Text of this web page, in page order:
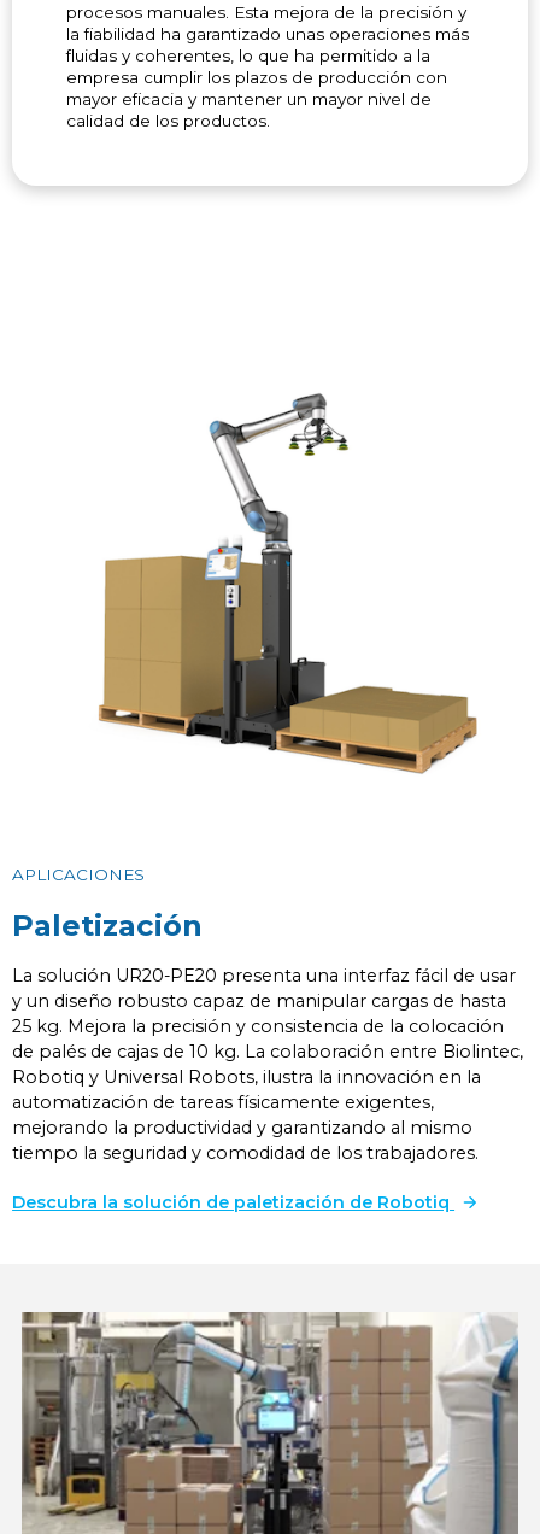
procesos manuales. Esta mejora de la precisión y
la fiabilidad ha garantizado unas operaciones más
fluidas y coherentes, lo que ha permitido a la
empresa cumplir los plazos de producción con
mayor eficacia y mantener un mayor nivel de
calidad de los productos.
APLICACIONES
Paletización
La solución UR20-PE20 presenta una interfaz fácil de usar
y un diseño robusto capaz de manipular cargas de hasta
25 kg. Mejora la precisión y consistencia de la colocación
de palés de cajas de 10 kg. La colaboración entre Biolintec,
Robotiq y Universal Robots, ilustra la innovación en la
automatización de tareas físicamente exigentes,
mejorando la productividad y garantizando al mismo
tiempo la seguridad y comodidad de los trabajadores.
Descubra la solución de paletización de Robotiq